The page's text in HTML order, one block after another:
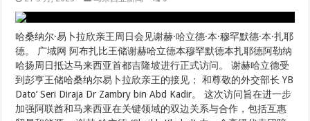
贸易和能源。 谢赫·哈立德 (Sheikh Khaled) 由一个高级代表团陪
同，… 阅读更多
Read More »
萨尔瓦多足球场发生踩踏事故 至少 12 人死亡
– GulfToday